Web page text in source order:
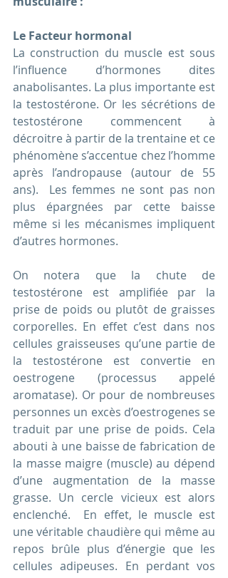
Le Facteur hormonal
La construction du muscle est sous
l’influence d’hormones dites
anabolisantes. La plus importante est
la testostérone. Or les sécrétions de
testostérone commencent à
décroitre à partir de la trentaine et ce
phénomène s’accentue chez l’homme
après l’andropause (autour de 55
ans).  Les femmes ne sont pas non
plus épargnées par cette baisse
même si les mécanismes impliquent
d’autres hormones.
On notera que la chute de
testostérone est amplifiée par la
prise de poids ou plutôt de graisses
corporelles. En effet c’est dans nos
cellules graisseuses qu’une partie de
la testostérone est convertie en
oestrogene (processus appelé
aromatase). Or pour de nombreuses
personnes un excès d’oestrogenes se
traduit par une prise de poids. Cela
abouti à une baisse de fabrication de
la masse maigre (muscle) au dépend
d’une augmentation de la masse
grasse. Un cercle vicieux est alors
enclenché.  En effet, le muscle est
une véritable chaudière qui même au
repos brûle plus d’énergie que les
cellules adipeuses. En perdant vos